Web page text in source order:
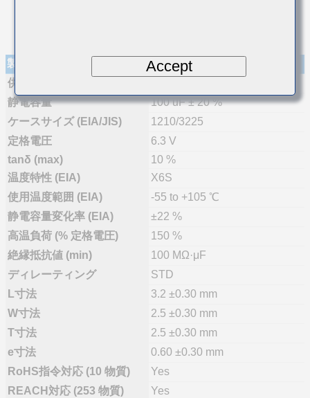
製品仕様
供給体制
静電容量
100 uF ± 20 %
ケースサイズ (EIA/JIS)
1210/3225
定格電圧
6.3 V
tanδ (max)
10 %
温度特性 (EIA)
X6S
使用温度範囲 (EIA)
-55 to +105 ℃
静電容量変化率 (EIA)
±22 %
高温負荷 (% 定格電圧)
150 %
絶縁抵抗値 (min)
100 MΩ·μF
ディレーティング
STD
L寸法
3.2 ±0.30 mm
W寸法
2.5 ±0.30 mm
T寸法
2.5 ±0.30 mm
e寸法
0.60 ±0.30 mm
RoHS指令対応 (10 物質)
Yes
REACH対応 (253 物質)
Yes
Accept